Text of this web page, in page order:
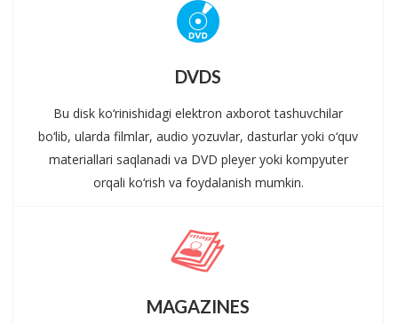
DVDS
Bu disk ko‘rinishidagi elektron axborot tashuvchilar
bo‘lib, ularda filmlar, audio yozuvlar, dasturlar yoki o‘quv
materiallari saqlanadi va DVD pleyer yoki kompyuter
orqali ko‘rish va foydalanish mumkin.
MAGAZINES